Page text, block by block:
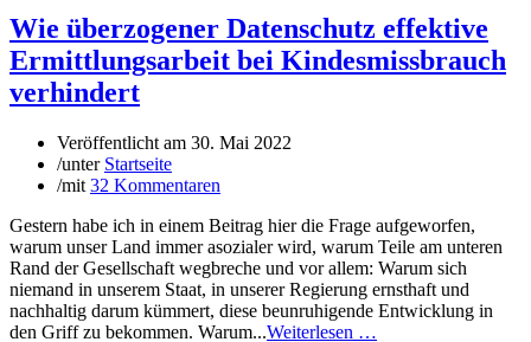
Wie überzogener Datenschutz effektive
Ermittlungsarbeit bei Kindesmissbrauch
verhindert
Veröffentlicht am 30. Mai 2022
/unter Startseite
/mit 32 Kommentaren
Gestern habe ich in einem Beitrag hier die Frage aufgeworfen,
warum unser Land immer asozialer wird, warum Teile am unteren
Rand der Gesellschaft wegbreche und vor allem: Warum sich
niemand in unserem Staat, in unserer Regierung ernsthaft und
nachhaltig darum kümmert, diese beunruhigende Entwicklung in
den Griff zu bekommen. Warum...Weiterlesen …